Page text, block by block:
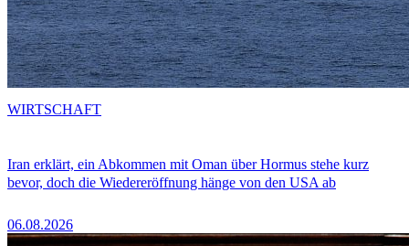
Iran erklärt, ein Abkommen mit Oman über Hormus stehe kurz
bevor, doch die Wiedereröffnung hänge von den USA ab
06.08.2026
WIRTSCHAFT